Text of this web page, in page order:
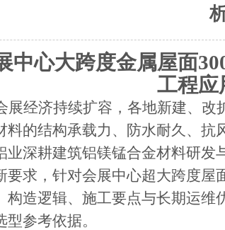
中心大跨度金属屋面
工程应
展经济持续扩容，各地新建、
料的结构承载力、防水耐久、
业深耕建筑铝镁锰合金材料研发
要求，针对会展中心超大跨度屋
构造逻辑、施工要点与长期运
参考依据。